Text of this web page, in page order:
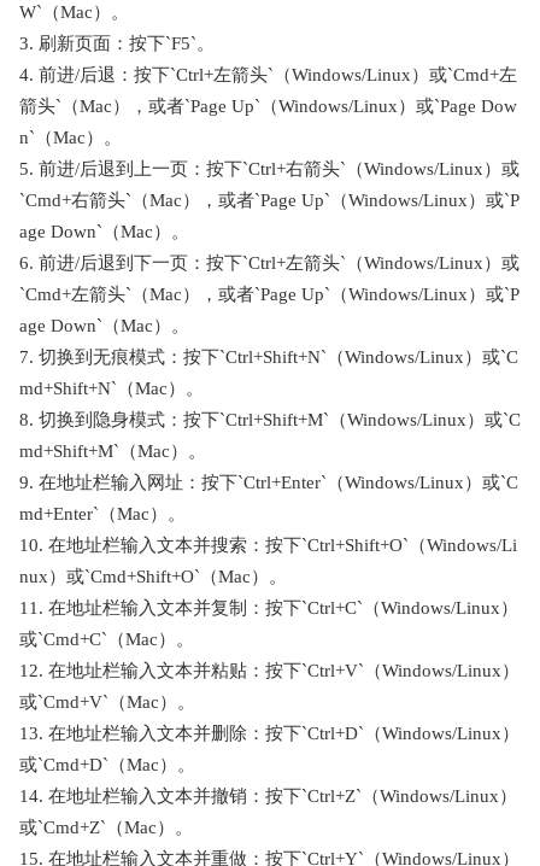
W`（Mac）。
3. 刷新页面：按下`F5`。
4. 前进/后退：按下`Ctrl+左箭头`（Windows/Linux）或`Cmd+左
箭头`（Mac），或者`Page Up`（Windows/Linux）或`Page Dow
n`（Mac）。
5. 前进/后退到上一页：按下`Ctrl+右箭头`（Windows/Linux）或
`Cmd+右箭头`（Mac），或者`Page Up`（Windows/Linux）或`P
age Down`（Mac）。
6. 前进/后退到下一页：按下`Ctrl+左箭头`（Windows/Linux）或
`Cmd+左箭头`（Mac），或者`Page Up`（Windows/Linux）或`P
age Down`（Mac）。
7. 切换到无痕模式：按下`Ctrl+Shift+N`（Windows/Linux）或`C
md+Shift+N`（Mac）。
8. 切换到隐身模式：按下`Ctrl+Shift+M`（Windows/Linux）或`C
md+Shift+M`（Mac）。
9. 在地址栏输入网址：按下`Ctrl+Enter`（Windows/Linux）或`C
md+Enter`（Mac）。
10. 在地址栏输入文本并搜索：按下`Ctrl+Shift+O`（Windows/Li
nux）或`Cmd+Shift+O`（Mac）。
11. 在地址栏输入文本并复制：按下`Ctrl+C`（Windows/Linux）
或`Cmd+C`（Mac）。
12. 在地址栏输入文本并粘贴：按下`Ctrl+V`（Windows/Linux）
或`Cmd+V`（Mac）。
13. 在地址栏输入文本并删除：按下`Ctrl+D`（Windows/Linux）
或`Cmd+D`（Mac）。
14. 在地址栏输入文本并撤销：按下`Ctrl+Z`（Windows/Linux）
或`Cmd+Z`（Mac）。
15. 在地址栏输入文本并重做：按下`Ctrl+Y`（Windows/Linux）